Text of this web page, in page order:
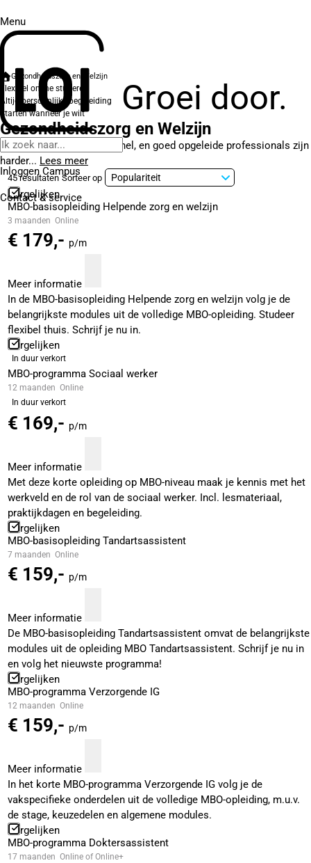
Menu
Groei door.
Inloggen Campus
Contact& service
Gezondheidszorg en Welzijn
Flexibel online studeren
Altijd persoonlijke begeleiding
Starten wanneer je wilt
Gezondheidszorg en Welzijn
De zorg verandert razendsnel, en goed opgeleide professionals zijn
harder... Lees meer
45 resultaten Sorteer op
Vergelijken
MBO-basisopleiding Helpende zorg en welzijn
3 maanden Online
€ 179,- p/m
Meer informatie
In de MBO-basisopleiding Helpende zorg en welzijn volg je de
belangrijkste modules uit de volledige MBO-opleiding. Studeer
flexibel thuis. Schrijf je nu in.
Vergelijken
In duur verkort
MBO-programma Sociaal werker
12 maanden Online
In duur verkort
€ 169,- p/m
Meer informatie
Met deze korte opleiding op MBO-niveau maak je kennis met het
werkveld en de rol van de sociaal werker. Incl. lesmateriaal,
praktijkdagen en begeleiding.
Vergelijken
MBO-basisopleiding Tandartsassistent
7 maanden Online
€ 159,- p/m
Meer informatie
De MBO-basisopleiding Tandartsassistent omvat de belangrijkste
modules uit de opleiding MBO Tandartsassistent. Schrijf je nu in
en volg het nieuwste programma!
Vergelijken
MBO-programma Verzorgende IG
12 maanden Online
€ 159,- p/m
Meer informatie
In het korte MBO-programma Verzorgende IG volg je de
vakspecifieke onderdelen uit de volledige MBO-opleiding, m.u.v.
de stage, keuzedelen en algemene modules.
Vergelijken
MBO-programma Doktersassistent
17 maanden Online of Online+